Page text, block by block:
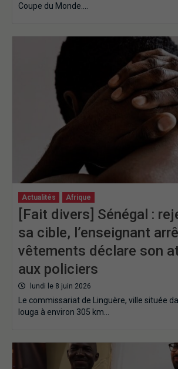
Coupe du Monde….
Actualités Afrique
[Fait divers] Sénégal :
sa cible, l’enseignant
vêtements déclare son
aux policiers
lundi le 8 juin 2026
Le commissariat de Linguère, ville située
louga à environ 305 km…